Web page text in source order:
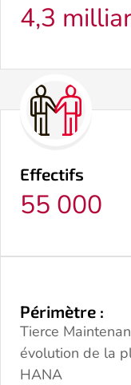
4,3
Effectifs
55 000
Périmètre :
Tierce
évolution de la
HANA